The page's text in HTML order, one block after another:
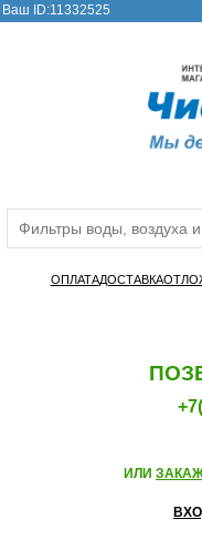
Ваш ID:11332525
ОПЛАТАДОСТАВКА
ИЛИ